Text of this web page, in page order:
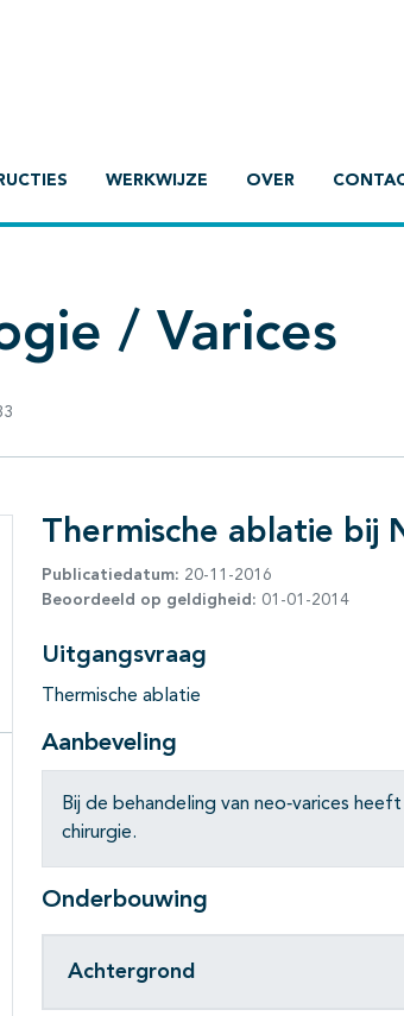
WERKWIJZE OVER
/ Varices
binnen deze richtlijn
openklappen
Thermische ablatie bij
Publicatiedatum: 20-11-2016
Beoordeeld op geldigheid: 01-01-2014
Uitgangsvraag
Thermische ablatie
Aanbeveling
Bij de behandeling van neo‐varices
chirurgie.
Onderbouwing
Achtergrond